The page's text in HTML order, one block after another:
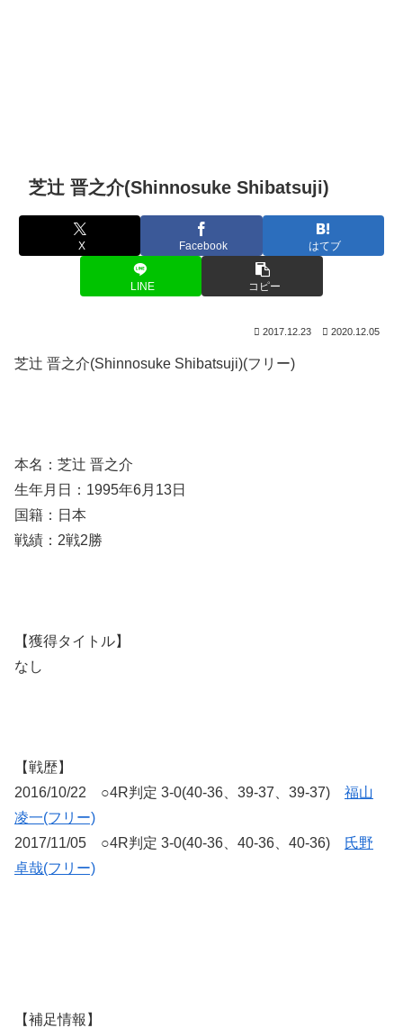
芝辻 晋之介(Shinnosuke Shibatsuji)
X Facebook はてブ
LINE コピー
2017.12.23 2020.12.05
芝辻 晋之介(Shinnosuke Shibatsuji)(フリー)
本名：芝辻 晋之介
生年月日：1995年6月13日
国籍：日本
戦績：2戦2勝
【獲得タイトル】
なし
【戦歴】
2016/10/22 ○4R判定 3-0(40-36、39-37、39-37) 福山
凌一(フリー)
2017/11/05 ○4R判定 3-0(40-36、40-36、40-36)
氏野
卓哉(フリー)
【補足情報】